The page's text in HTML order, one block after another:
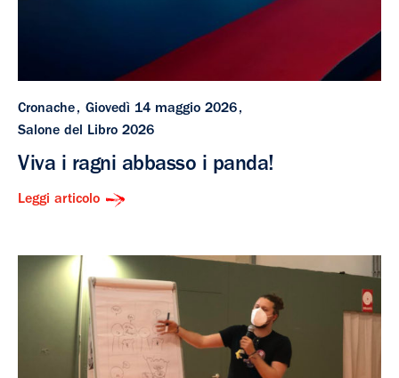
Cronache
Giovedì 14 maggio 2026
Salone del Libro 2026
Viva i ragni abbasso i panda!
Leggi articolo